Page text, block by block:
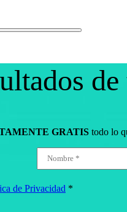
GRATIS todo lo
de Privacidad *